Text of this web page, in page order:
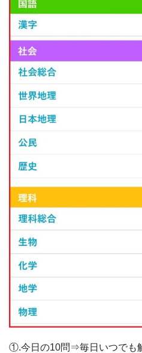
①.今日の10問⇒毎日いつでも